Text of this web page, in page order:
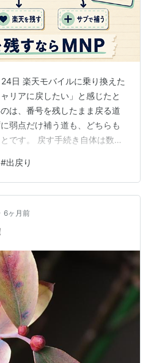
日 楽天モバイルに乗り換えた
リアに戻したい」と感じたと
は、番号を残したまま戻る道
弱点だけ補う道も、どちらも
です。 戻す手続き自体は数分
号で楽天モバイルに戻る「出
その際にはポイント還元の対
では、楽天モバイルを戻した
択肢を、急いで解約する前に
す。 通信インフラに携わる立
#出戻り
6ヶ月前